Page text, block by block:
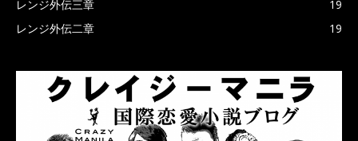
レンジ外伝三章
19
レンジ外伝二章
19